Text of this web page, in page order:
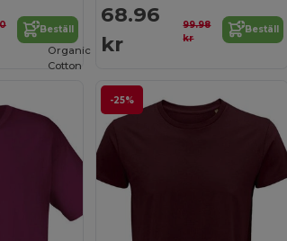
Beställ
68.96
kr
99.98
kr
Beställ
-25%
Organic
Cotton